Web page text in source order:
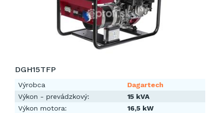
DGH15TFP
Výrobca
Dagartech
Výkon - prevádzkový:
15 kVA
Výkon motora:
16,5 kW